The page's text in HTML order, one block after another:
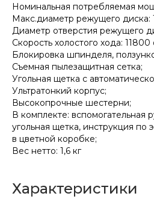
Номинальная потребляемая
Макс.диаметр режущего диска:
Диаметр отверстия режущего
Скорость холостого хода:
Блокировка шпинделя,
Съемная пылезащитная сетка;
Угольная щетка с
Ультратонкий корпус;
Высокопрочные шестерни;
В комплекте: вспомогательная
угольная щетка, инструкция по
в цветной коробке;
Вес нетто: 1,6 кг
Характеристики